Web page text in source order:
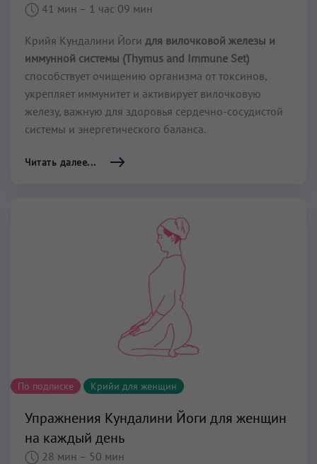
41 мин – 1 час 09 мин
Крийя Кундалини Йоги для вилочковой железы и
иммунной системы (Thymus and Immune Set)
способствует очищению организма от токсинов,
укрепляет иммунитет и активирует вилочковую
железу, важную для здоровья сердечно-сосудистой
системы и энергетического баланса.
Читать далее...
По подписке Крийи для женщин
Упражнения Кундалини Йоги для женщин
на каждый день
28 мин – 50 мин